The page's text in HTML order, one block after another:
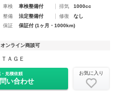
車検
車検整備付 排気
1000cc
整備
法定整備付 修復
なし
保証
保証付 (1ヶ月・1000km)
オンライン商談可
ＡＧＥ
見積依頼
い合わせ
お気に入り